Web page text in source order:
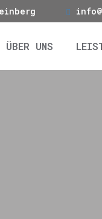
ÜBER UNS